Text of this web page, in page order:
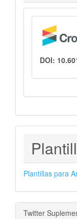
DOI:
PARA
Plantillas para
Twitter